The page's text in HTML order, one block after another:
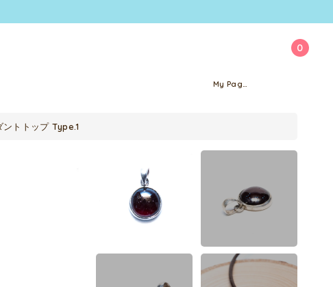
0
My Page
トトップ Type.1